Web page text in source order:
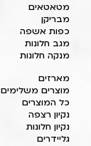
מטאטאים
מבריקן
כפות אשפה
מגב חלונות
מנקה חלונות
מארזים
מוצרים משלימים
כל המוצרים
נקיון רצפה
נקיון חלונות
גליידרים